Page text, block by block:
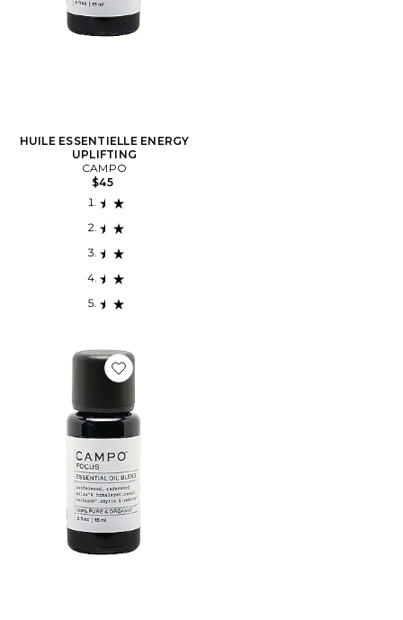
HUILE ESSENTIELLE ENERGY
UPLIFTING
CAMPO
$45
Favorite HUILE ESSENTIELLE FOCUS GROUNDING